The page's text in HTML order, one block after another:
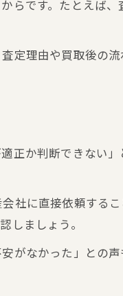
らです。たとえば
定理由や買取後の
正か判断できない
社に直接依頼する
しましょう。
がなかった」との